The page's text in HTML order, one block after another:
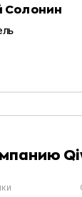
Солонин